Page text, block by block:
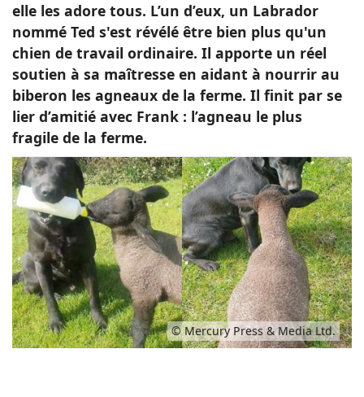
elle les adore tous. L’un d’eux, un Labrador
nommé Ted s'est révélé être bien plus qu'un
chien de travail ordinaire. Il apporte un réel
soutien à sa maîtresse en aidant à nourrir au
biberon les agneaux de la ferme. Il finit par se
lier d’amitié avec Frank : l’agneau le plus
fragile de la ferme.
© Mercury Press & Media Ltd.